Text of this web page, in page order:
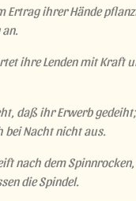
Ertrag ihrer Hände
ihre Lenden mit Kraft
daß ihr Erwerb
bei Nacht nicht aus.
nach dem
die Spindel.